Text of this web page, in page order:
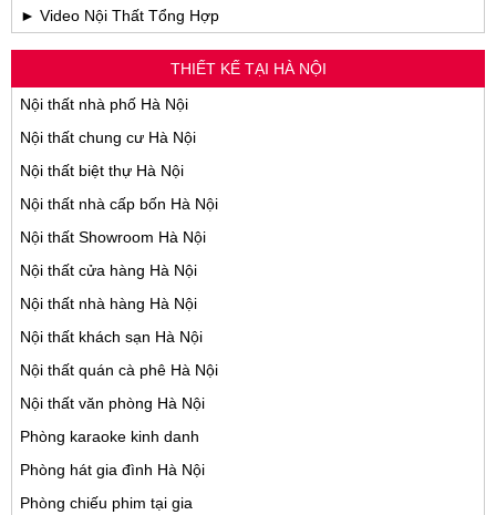
► Video Nội Thất Tổng Hợp
THIẾT KẾ TẠI HÀ NỘI
Nội thất nhà phố Hà Nội
Nội thất chung cư Hà Nội
Nội thất biệt thự Hà Nội
Nội thất nhà cấp bốn Hà Nội
Nội thất Showroom Hà Nội
Nội thất cửa hàng Hà Nội
Nội thất nhà hàng Hà Nội
Nội thất khách sạn Hà Nội
Nội thất quán cà phê Hà Nội
Nội thất văn phòng Hà Nội
Phòng karaoke kinh danh
Phòng hát gia đình Hà Nội
Phòng chiếu phim tại gia